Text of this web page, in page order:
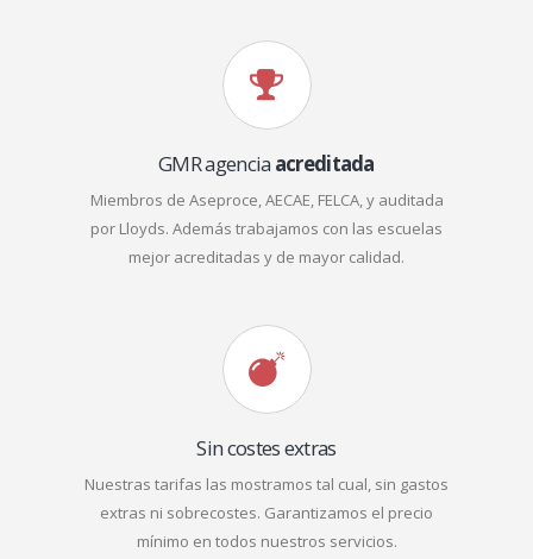
GMR agencia acreditada
Miembros de Aseproce, AECAE, FELCA, y auditada
por Lloyds. Además trabajamos con las escuelas
mejor acreditadas y de mayor calidad.
Sin costes extras
Nuestras tarifas las mostramos tal cual, sin gastos
extras ni sobrecostes. Garantizamos el precio
mínimo en todos nuestros servicios.